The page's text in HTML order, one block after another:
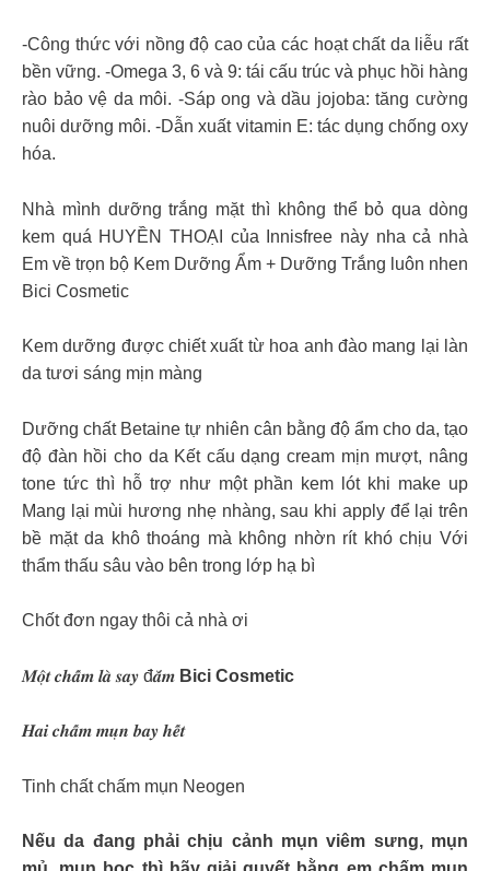
-Công thức với nồng độ cao của các hoạt chất da liễu rất
bền vững. -Omega 3, 6 và 9: tái cấu trúc và phục hồi hàng
rào bảo vệ da môi. -Sáp ong và dầu jojoba: tăng cường
nuôi dưỡng môi. -Dẫn xuất vitamin E: tác dụng chống oxy
hóa.
Nhà mình dưỡng trắng mặt thì không thể bỏ qua dòng
kem quá HUYỀN THOẠI của Innisfree này nha cả nhà
Em về trọn bộ Kem Dưỡng Ẩm + Dưỡng Trắng luôn nhen
Bici Cosmetic
Kem dưỡng được chiết xuất từ hoa anh đào mang lại làn
da tươi sáng mịn màng
Dưỡng chất Betaine tự nhiên cân bằng độ ẩm cho da, tạo
độ đàn hồi cho da Kết cấu dạng cream mịn mượt, nâng
tone tức thì hỗ trợ như một phần kem lót khi make up
Mang lại mùi hương nhẹ nhàng, sau khi apply để lại trên
bề mặt da khô thoáng mà không nhờn rít khó chịu Với
thẩm thấu sâu vào bên trong lớp hạ bì
Chốt đơn ngay thôi cả nhà ơi
𝑴𝒐̣̂𝒕 𝒄𝒉𝒂̂́𝒎 𝒍𝒂̀ 𝒔𝒂𝒚 đ𝒂̆́𝒎 Bici Cosmetic
𝑯𝒂𝒊 𝒄𝒉𝒂̂́𝒎 𝒎𝒖̣𝒏 𝒃𝒂𝒚 𝒉𝒆̂́𝒕
Tinh chất chấm mụn Neogen
Nếu da đang phải chịu cảnh mụn viêm sưng, mụn